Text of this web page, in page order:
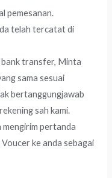
pemesanan.
telah tercatat di
bank transfer, Minta
sama sesuai
bertanggungjawab
sah kami.
mengirim pertanda
ke anda sebagai